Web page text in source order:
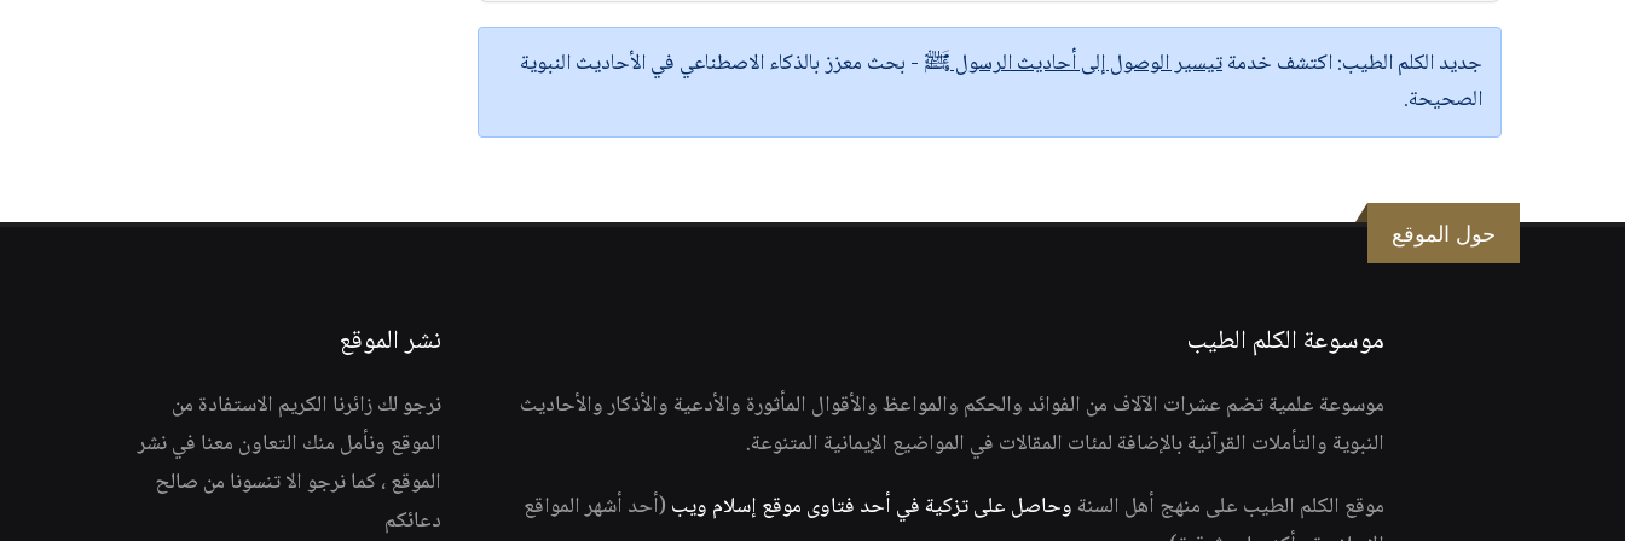
جديد الكلم الطيب:اكتشف خدمةتيسير الوصول إلى أحاديث الرسول ﷺ - بحث معزز بالذكاء الاصطناعي في الأحاديث النبوية
الصحيحة.
حول الموقع
موسوعة الكلم الطيب
موسوعة علمية تضم عشرات الآلاف من الفوائد والحكم والمواعظ والأقوال المأثورة والأدعية والأذكار والأحاديث
النبوية والتأملات القرآنية بالإضافة لمئات المقالات في المواضيع الإيمانية المتنوعة.
موقع الكلم الطيب على منهج أهل السنة وحاصل على تزكية في أحد فتاوى موقع إسلام ويب (أحد أشهر المواقع
نشر الموقع
نرجو لك زائرنا الكريم الاستفادة من
الموقع ونأمل منك التعاون معنا في نشر
الموقع ، كما نرجو الا تنسونا من صالح
دعائكم